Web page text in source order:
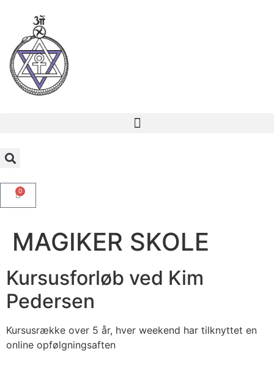
0
MAGIKER SKOLE
Kursusforløb ved Kim
Pedersen
Kursusrække over 5 år, hver weekend har tilknyttet en
online opfølgningsaften